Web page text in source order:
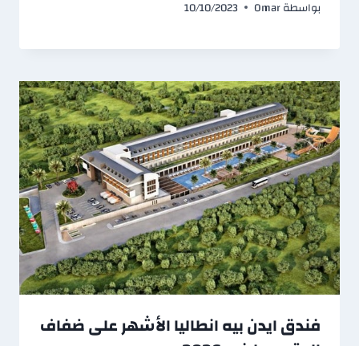
بواسطةOmar
10/10/2023
فندق ايدن بيه انطاليا الأشهر على ضفاف